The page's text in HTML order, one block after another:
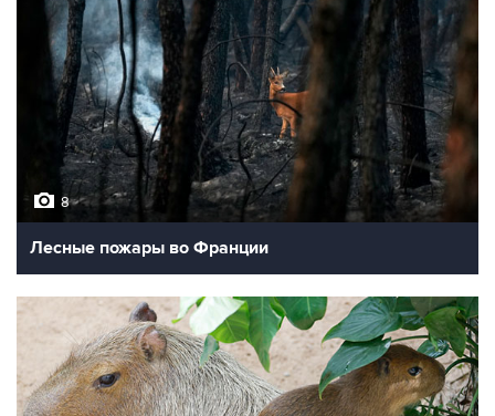
8
Лесные пожары во Франции